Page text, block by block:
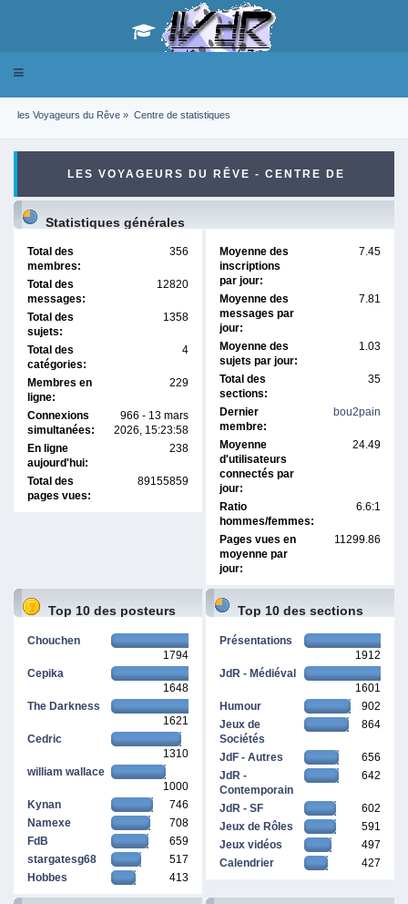
Toggle
les Voyageurs du Rêve » Centre de statistiques
LES VOYAGEURS DU RÊVE - CENTRE DE
STATISTIQUES
Statistiques générales
Total des
membres:
356
Total des
messages:
12820
Total des
sujets:
1358
Total des
catégories:
4
Membres en
ligne:
229
Connexions
simultanées:
966 - 13 mars
2026, 15:23:58
En ligne
aujourd'hui:
238
Total des
pages vues:
89155859
Moyenne des
inscriptions
par jour:
7.45
Moyenne des
messages par
jour:
7.81
Moyenne des
sujets par jour:
1.03
Total des
sections:
35
Dernier
membre:
bou2pain
Moyenne
d'utilisateurs
connectés par
jour:
24.49
Ratio
hommes/femmes:
6.6:1
Pages vues en
moyenne par
jour:
11299.86
Top 10 des posteurs
Chouchen
1794
Cepika
1648
The Darkness
1621
Cedric
1310
william wallace
1000
Kynan
746
Namexe
708
FdB
659
stargatesg68
517
Hobbes
413
Top 10 des sections
Présentations
1912
JdR - Médiéval
1601
Humour
902
Jeux de
Sociétés
864
JdF - Autres
656
JdR -
Contemporain
642
JdR - SF
602
Jeux de Rôles
591
Jeux vidéos
497
Calendrier
427